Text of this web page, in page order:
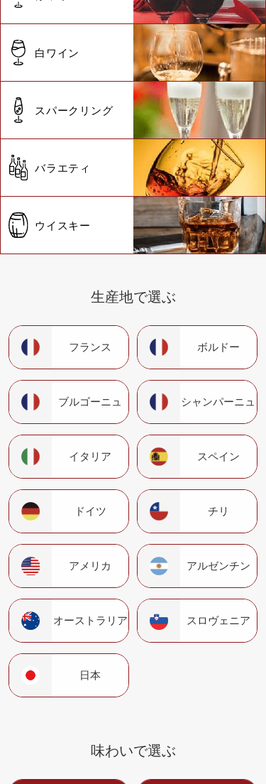
白ワイン
スパークリング
バラエティ
ウイスキー
生産地で選ぶ
フランス ボルドー
ブルゴーニュ シャンパーニュ
イタリア スペイン
ドイツ チリ
アメリカ アルゼンチン
オーストラリア スロヴェニア
日本
味わいで選ぶ